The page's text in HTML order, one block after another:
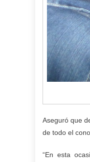
Aseguró que
de todo el
“En esta